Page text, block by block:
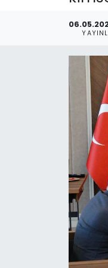
Gündem
KKTC YEREL
Kültür Sanat
Nöbetçi
Otomobil